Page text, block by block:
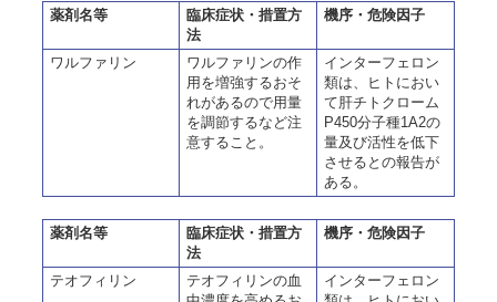
薬剤名等
臨床症状・措置方
法
機序・危険因子
ワルファリン
ワルファリンの作
用を増強するおそ
れがあるので用量
を調節するなど注
意すること。
インターフェロン
類は、ヒトにおい
て肝チトクローム
P450分子種1A2の
量及び活性を低下
させるとの報告が
ある。
薬剤名等
臨床症状・措置方
法
機序・危険因子
テオフィリン
テオフィリンの血
インターフェロン